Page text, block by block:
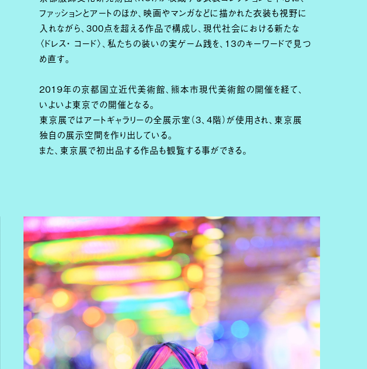
ファッションとアートのほか、映画やマンガなどに描かれた衣装も視野に
入れながら、300点を超える作品で構成し、現代社会における新たな
〈ドレス・ コード〉、私たちの装いの実ゲーム践を、13のキーワードで見つ
め直す。
2019年の京都国立近代美術館、熊本市現代美術館の開催を経て、
いよいよ東京での開催となる。
東京展ではアートギャラリーの全展示室（3、4階）が使用され、東京展
独自の展示空間を作り出している。
また、東京展で初出品する作品も観覧する事ができる。